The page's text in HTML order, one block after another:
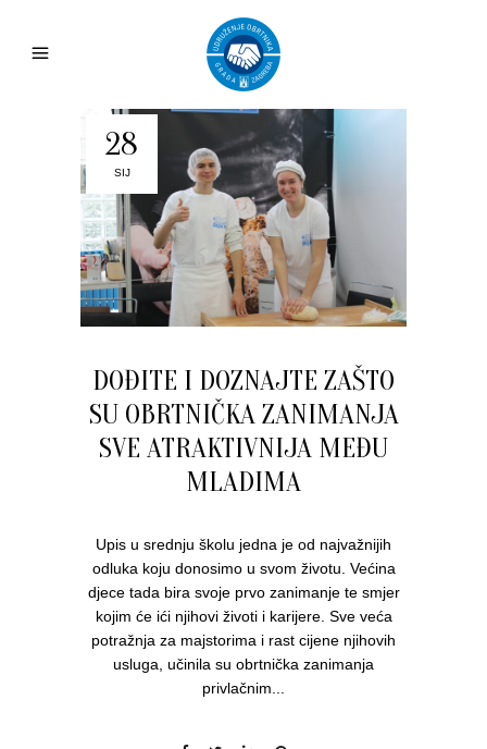
28
SIJ
DOĐITE I DOZNAJTE ZAŠTO
SU OBRTNIČKA ZANIMANJA
SVE ATRAKTIVNIJA MEĐU
MLADIMA
Upis u srednju školu jedna je od najvažnijih
odluka koju donosimo u svom životu. Većina
djece tada bira svoje prvo zanimanje te smjer
kojim će ići njihovi životi i karijere. Sve veća
potražnja za majstorima i rast cijene njihovih
usluga, učinila su obrtnička zanimanja
privlačnim...